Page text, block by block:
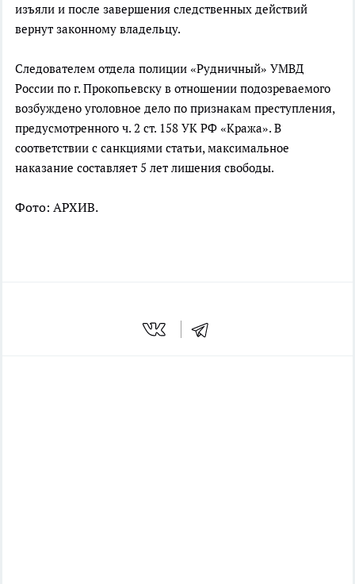
изъяли и после завершения следственных действий
вернут законному владельцу.
Следователем отдела полиции «Рудничный» УМВД
России по г. Прокопьевску в отношении подозреваемого
возбуждено уголовное дело по признакам преступления,
предусмотренного ч. 2 ст. 158 УК РФ «Кража». В
соответствии с санкциями статьи, максимальное
наказание составляет 5 лет лишения свободы.
Фото: АРХИВ.